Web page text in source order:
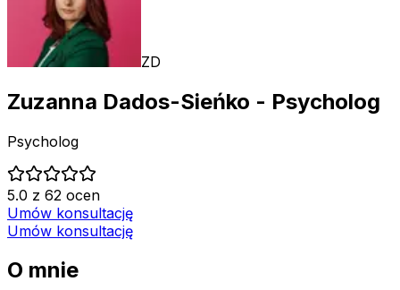
ZD
Zuzanna Dados-Sieńko - Psycholog
Psycholog
5.0 z 62 ocen
Umów konsultację
Umów konsultację
O mnie